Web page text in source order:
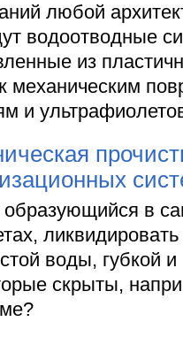
любой
водоотводные
из
механическим
и
в
ликвидировать
воды, губкой
скрыты,